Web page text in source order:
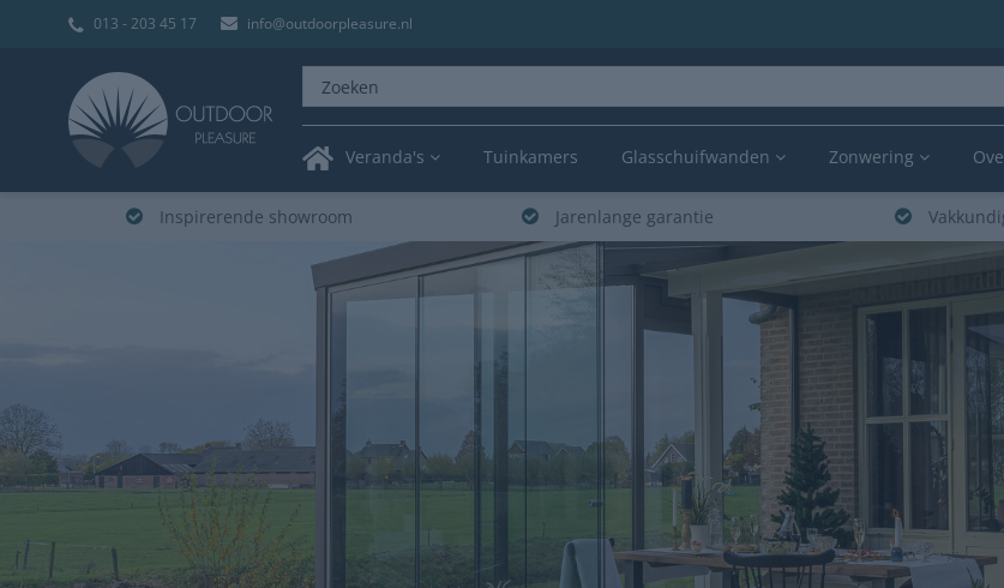
013 - 203 45 17 info@outdoorpleasure.nl
Veranda's Tuinkamers Glasschuifwanden Zonwering
Inspirerende showroom Jarenlange garantie